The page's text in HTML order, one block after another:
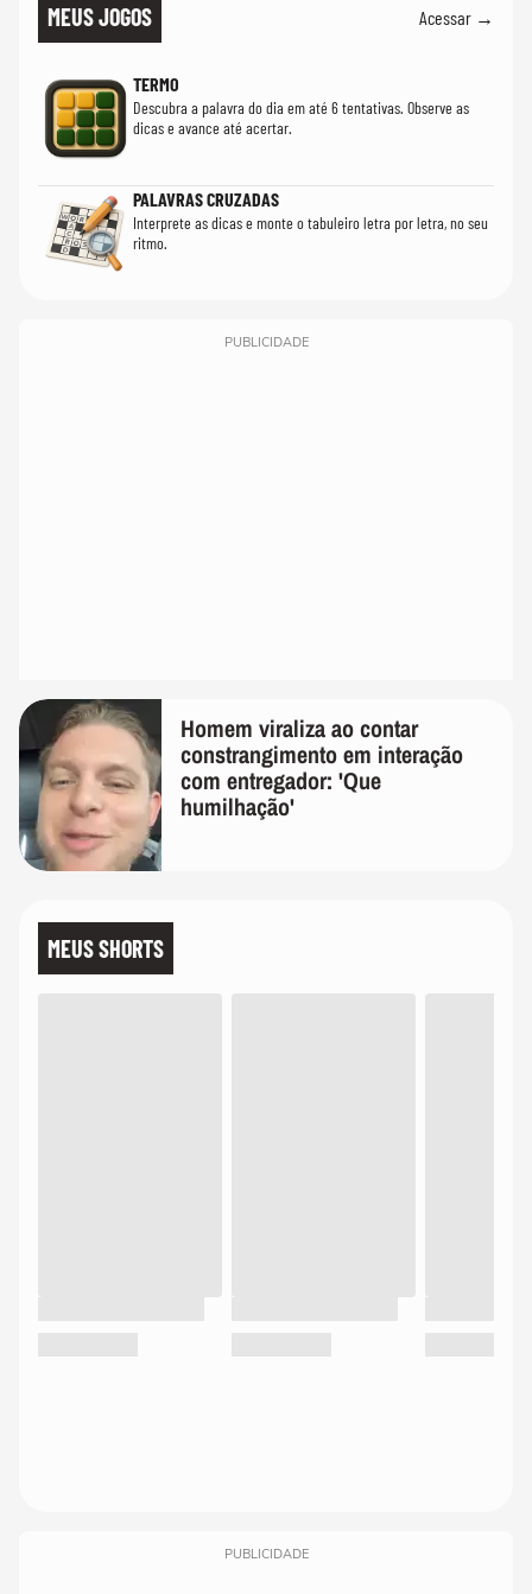
MEUS JOGOS Acessar →
TERMO
Descubra a palavra do dia em até 6 tentativas. Observe as
dicas e avance até acertar.
PALAVRAS CRUZADAS
Interprete as dicas e monte o tabuleiro letra por letra, no seu
ritmo.
PUBLICIDADE
Homem viraliza ao contar
constrangimento em interação
com entregador: 'Que
humilhação'
MEUS SHORTS
PUBLICIDADE